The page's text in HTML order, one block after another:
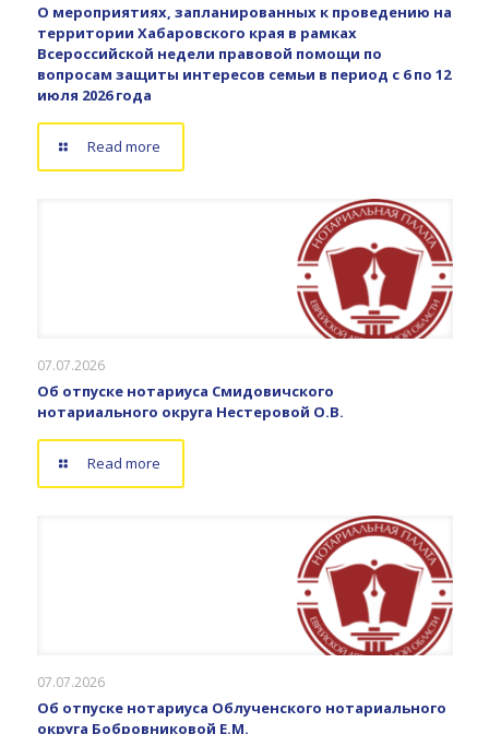
О мероприятиях, запланированных к проведению на
территории Хабаровского края в рамках
Всероссийской недели правовой помощи по
вопросам защиты интересов семьи в период с 6 по 12
июля 2026 года
Read more
07.07.2026
Об отпуске нотариуса Смидовичского
нотариального округа Нестеровой О.В.
Read more
07.07.2026
Об отпуске нотариуса Облученского нотариального
округа Бобровниковой Е.М.